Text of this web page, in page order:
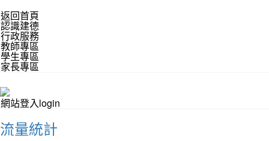
返回首頁
認識建德
行政服務
教師專區
學生專區
家長專區
網站登入login
流量統計